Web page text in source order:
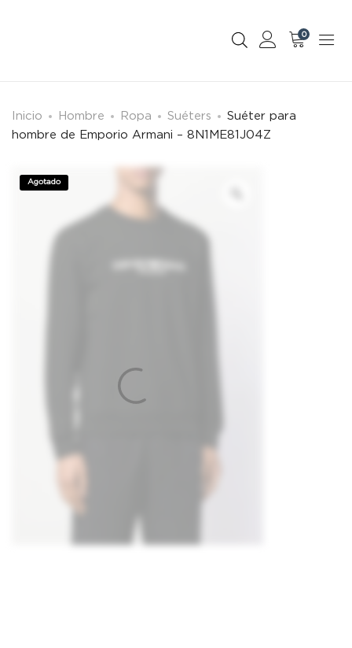
0
Inicio Hombre Ropa Suéters
Suéter para
hombre de Emporio Armani – 8N1ME81J04Z
Agotado